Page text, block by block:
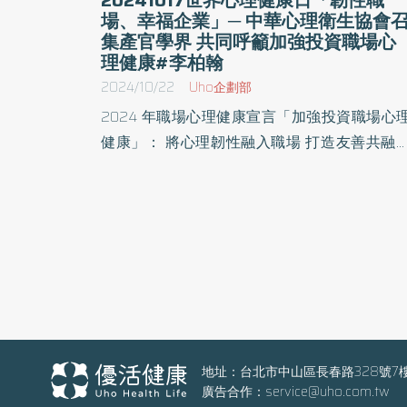
場、幸福企業」─ 中華心理衛生協會召
集產官學界 共同呼籲加強投資職場心
理健康#李柏翰
2024/10/22 Uho企劃部
2024 年職場心理健康宣言「加強投資職場心
健康」： 將心理韌性融入職場 打造友善共融心
口約全人口六成，而心理健康問題造成勞動力
大損失，國際和台 灣皆然。2024 年 10 月 10
世界心理健康日世界衛生組織(WHO)與世界心理
地址：台北市中山區長春路328號7
廣告合作： service@uho.com.tw